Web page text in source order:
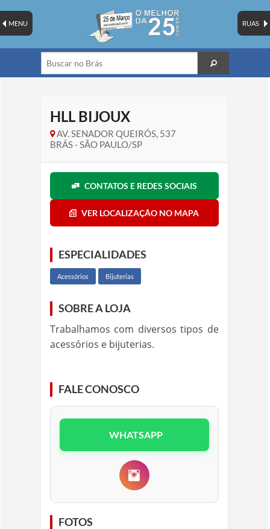
RUAS
MENU
HLL BIJOUX
AV. SENADOR QUEIRÓS, 537
BRÁS - SÃO PAULO/SP
CONTATOS E REDES SOCIAIS
VER LOCALIZAÇÃO NO MAPA
ESPECIALIDADES
Acessórios Bijuterias
SOBRE A LOJA
Trabalhamos com diversos tipos de
acessórios e bijuterias.
FALE CONOSCO
WHATSAPP
FOTOS